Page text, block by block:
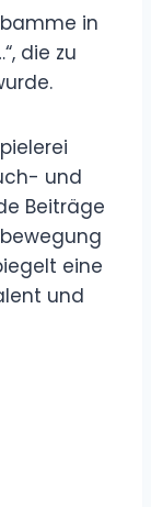
in
die zu
und
Beiträge
eine
und